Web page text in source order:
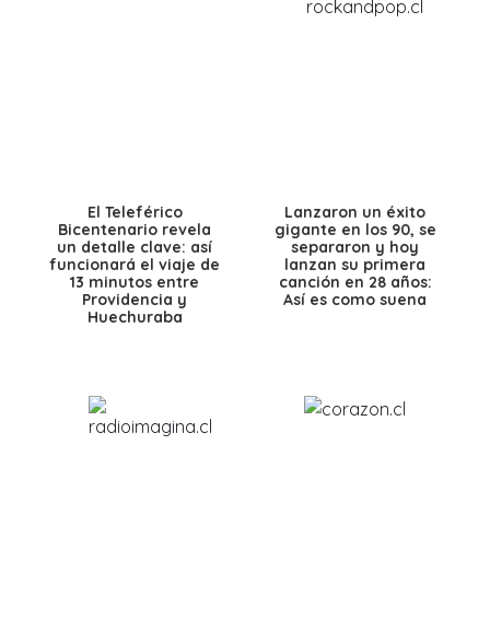
El Teleférico
Bicentenario revela
un detalle clave: así
funcionará el viaje de
13 minutos entre
Providencia y
Huechuraba
Lanzaron un éxito
gigante en los 90, se
separaron y hoy
lanzan su primera
canción en 28 años:
Así es como suena